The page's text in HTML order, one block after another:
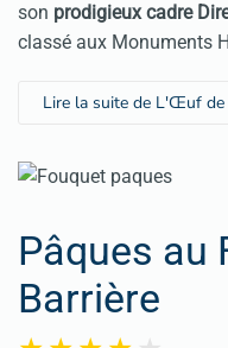
son prodigieux cadre
classé aux Monuments
Lire la suite de L'Œuf de
Pâques au
Barrière